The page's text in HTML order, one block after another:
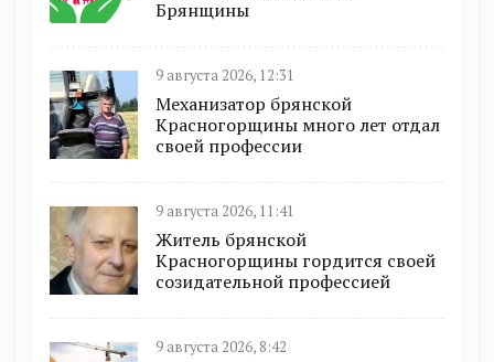
Брянщины
9 августа 2026, 12:31
Механизатор брянской
Красногорщины много лет отдал
своей профессии
9 августа 2026, 11:41
Житель брянской
Красногорщины гордится своей
созидательной профессией
9 августа 2026, 8:42